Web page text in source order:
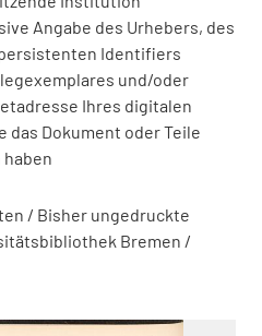
Angabe des Urhebers, des
Identifiers
und/oder
Ihres digitalen
das Dokument oder Teile
/ Bisher ungedruckte
Bremen /